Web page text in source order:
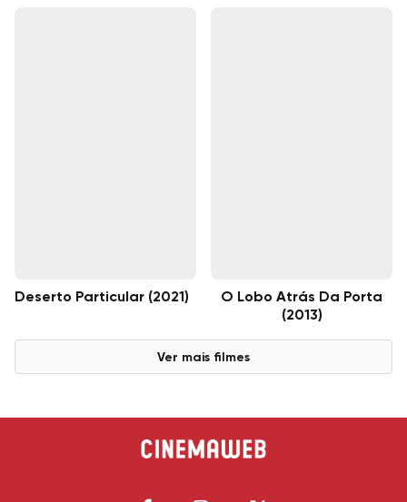
Deserto Particular (2021)
O Lobo Atrás Da Porta
(2013)
Ver mais filmes